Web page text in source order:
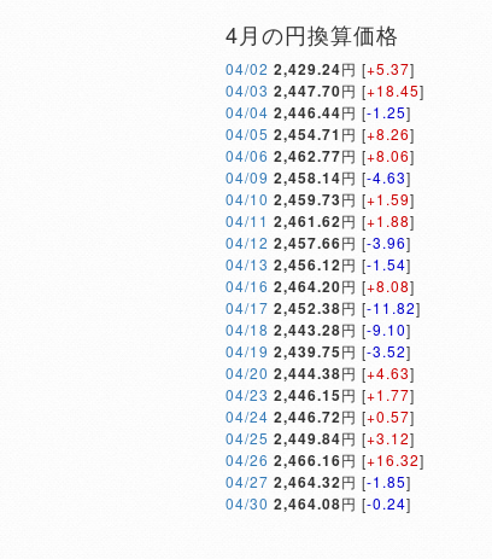
4月の円換算価格
04/02 2,429.24円 [+5.37]
04/03 2,447.70円 [+18.45]
04/04 2,446.44円 [-1.25]
04/05 2,454.71 円 [+8.26]
04/06 2,462.77円 [+8.06]
04/09 2,458.14円 [-4.63]
04/10 2,459.73円 [+1.59]
04/11 2,461.62円 [+1.88]
04/12 2,457.66円 [-3.96]
04/13 2,456.12円 [-1.54]
04/16 2,464.20円 [+8.08]
04/17 2,452.38円 [-11.82]
04/18 2,443.28円 [-9.10]
04/19 2,439.75円 [-3.52]
04/20 2,444.38円 [+4.63]
04/23 2,446.15円 [+1.77]
04/24 2,446.72円 [+0.57]
04/25 2,449.84円 [+3.12]
04/26 2,466.16円 [+16.32]
04/27 2,464.32円 [-1.85]
04/30 2,464.08円 [-0.24]